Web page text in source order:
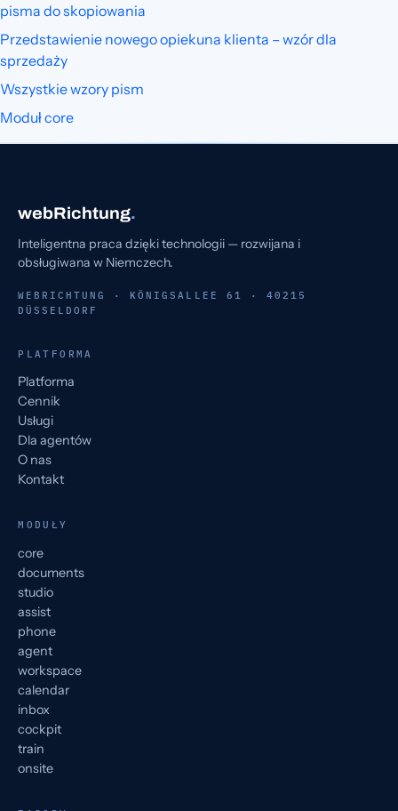
pisma do skopiowania
Przedstawienie nowego opiekuna klienta – wzór dla
sprzedaży
Wszystkie wzory pism
Moduł core
webRichtung.
Inteligentna praca dzięki technologii — rozwijana i
obsługiwana w Niemczech.
WEBRICHTUNG · KÖNIGSALLEE 61 · 40215
DÜSSELDORF
PLATFORMA
Platforma
Cennik
Usługi
Dla agentów
O nas
Kontakt
MODUŁY
core
documents
studio
assist
phone
agent
workspace
calendar
inbox
cockpit
train
onsite